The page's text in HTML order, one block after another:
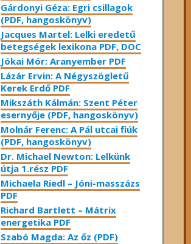
Gárdonyi Géza: Egri csillagok
(PDF, hangoskönyv)
Jacques Martel: Lelki eredetű
betegségek lexikona PDF, DOC
Jókai Mór: Aranyember PDF
Lázár Ervin: A Négyszögletű
Kerek Erdő PDF
Mikszáth Kálmán: Szent Péter
esernyője (PDF, hangoskönyv)
Molnár Ferenc: A Pál utcai fiúk
(PDF, hangoskönyv)
Dr. Michael Newton: Lelkünk
útja 1.rész PDF
Michaela Riedl – Jóni-masszázs
PDF
Richard Bartlett – Mátrix
energetika PDF
Szabó Magda: Az őz (PDF)